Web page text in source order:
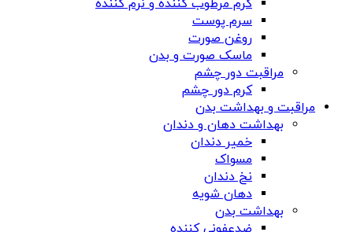
کرم مرطوب کننده و نرم کننده
سرم پوست
روغن صورت
ماسک صورت و بدن
مراقبت دور چشم
کرم دور چشم
مراقبت و بهداشت بدن
بهداشت دهان و دندان
خمیر دندان
مسواک
نخ دندان
دهان شویه
بهداشت بدن